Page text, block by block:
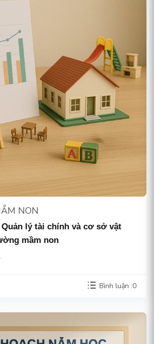
NON
Quản lý tài chính và cơ sở vật
mầm non
Bình luận :0